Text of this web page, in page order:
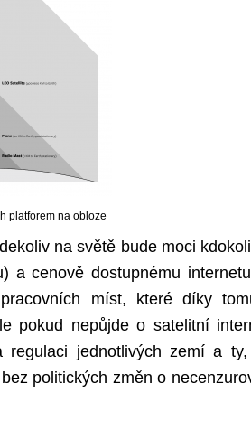
platforem na obloze
na světě bude moci
a cenově dostupnému
míst, které díky
pokud nepůjde o satelitní
regulaci jednotlivých zemí a
politických změn o